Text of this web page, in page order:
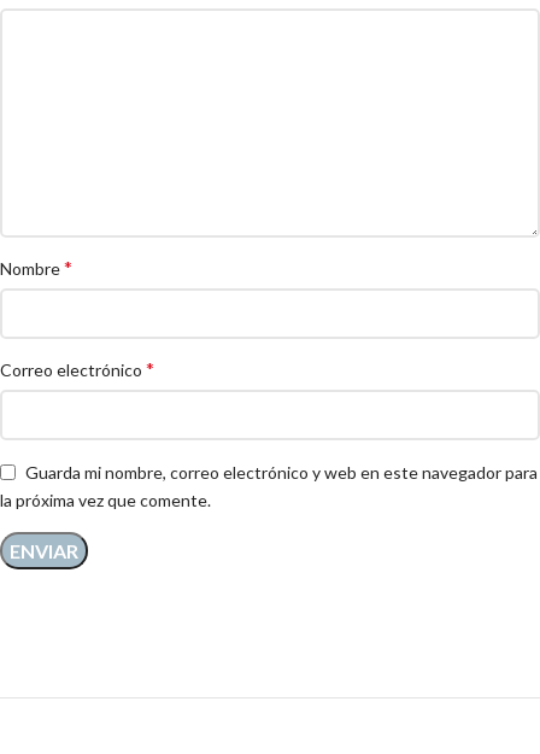
Nombre*
Correo electrónico *
Guarda mi nombre, correo electrónico y web en este navegador para
la próxima vez que comente.